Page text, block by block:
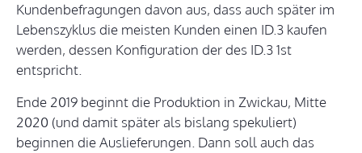
Kundenbefragungen davon aus, dass auch später im
Lebenszyklus die meisten Kunden einen ID.3 kaufen
werden, dessen Konfiguration der des ID.3 1st
entspricht.
Ende 2019 beginnt die Produktion in Zwickau, Mitte
2020 (und damit später als bislang spekuliert)
beginnen die Auslieferungen. Dann soll auch das